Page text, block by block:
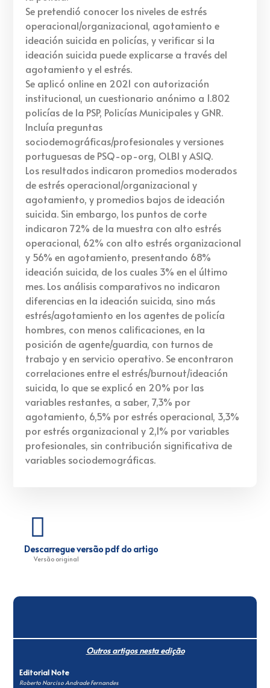
Se pretendió conocer los niveles de estrés
operacional/organizacional, agotamiento e
ideación suicida en policías, y verificar si la
ideación suicida puede explicarse a través del
agotamiento y el estrés.
Se aplicó online en 2021 con autorización
institucional, un cuestionario anónimo a 1.802
policías de la PSP, Policías Municipales y GNR.
Incluía preguntas
sociodemográficas/profesionales y versiones
portuguesas de PSQ-op-org, OLBI y ASIQ.
Los resultados indicaron promedios moderados
de estrés operacional/organizacional y
agotamiento, y promedios bajos de ideación
suicida. Sin embargo, los puntos de corte
indicaron 72% de la muestra con alto estrés
operacional, 62% con alto estrés organizacional
y 56% en agotamiento, presentando 68%
ideación suicida, de los cuales 3% en el último
mes. Los análisis comparativos no indicaron
diferencias en la ideación suicida, sino más
estrés/agotamiento en los agentes de policía
hombres, con menos calificaciones, en la
posición de agente/guardia, con turnos de
trabajo y en servicio operativo. Se encontraron
correlaciones entre el estrés/burnout/ideación
suicida, lo que se explicó en 20% por las
variables restantes, a saber, 7,3% por
agotamiento, 6,5% por estrés operacional, 3,3%
por estrés organizacional y 2,1% por variables
profesionales, sin contribución significativa de
variables sociodemográficas.
Descarregue versão pdf do artigo
Versão original
Outros artigos nesta edição
Editorial Note
Roberto Narciso Andrade Fernandes